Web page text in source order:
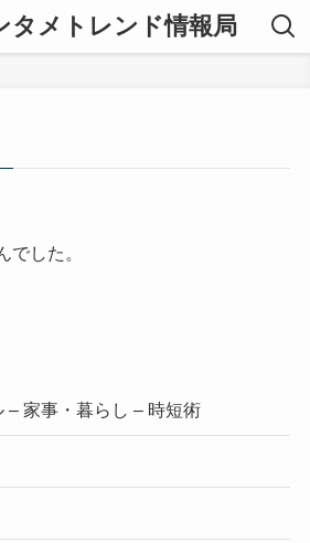
タメトレンド情報局
でした。
– 家事・暮らし – 時短術